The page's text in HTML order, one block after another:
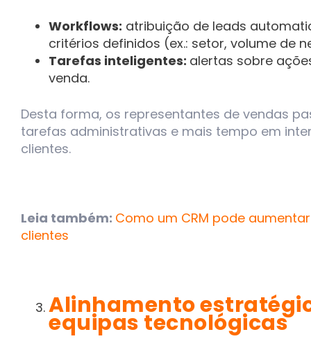
Workflows: atribuição de leads
critérios definidos (ex.: setor, volume de
Tarefas inteligentes: alertas sobre
venda.
Desta forma, os representantes de vendas
tarefas administrativas e mais tempo em
clientes.
Leia também: Como um CRM pode
clientes
Alinhamento
equipas tecnológicas